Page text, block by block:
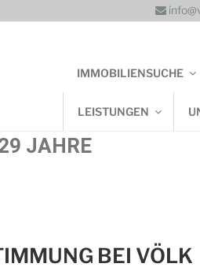
IMMOBILIENSUCHE
LEISTUNGEN
JAHRE
BEI VÖLK